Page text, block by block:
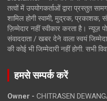
तत्वों में उपयोगकर्ताओं द्वारा प्रस्तुत
शामिल होगी स्वामी, मुद्रक,
ज़िम्मेदार नहीं स्वीकार करता है। न्यूज़
संवाददाता / खबर देने वाला स्वयं
की कोई भी जिम्मेदारी नहीं होगी. सभी
हमसे सम्पर्क करें
Owner - CHITRASEN